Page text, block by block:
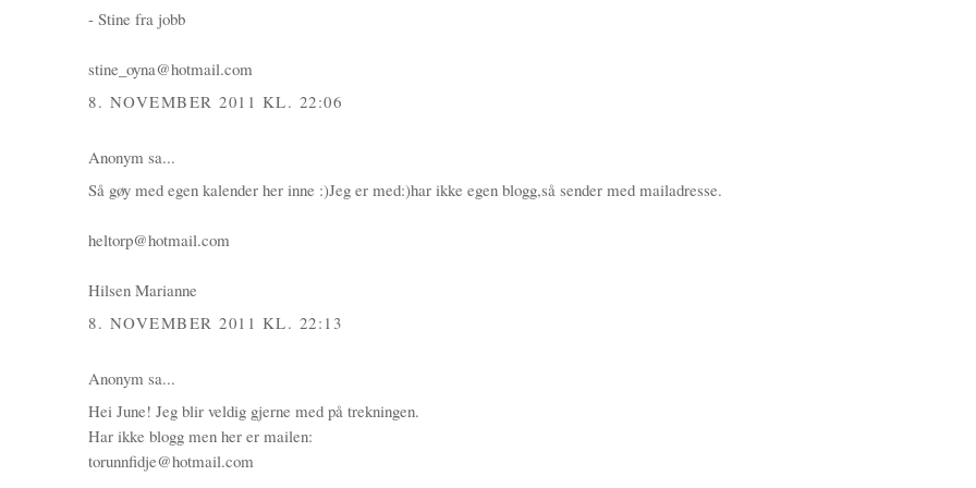
- Stine fra jobb
stine_oyna@hotmail.com
8. NOVEMBER 2011 KL. 22:06
Anonym sa...
Så gøy med egen kalender her inne :)Jeg er med:)har ikke egen blogg,så sender med mailadresse.
heltorp@hotmail.com
Hilsen Marianne
8. NOVEMBER 2011 KL. 22:13
Anonym sa...
Hei June! Jeg blir veldig gjerne med på trekningen.
Har ikke blogg men her er mailen:
torunnfidje@hotmail.com